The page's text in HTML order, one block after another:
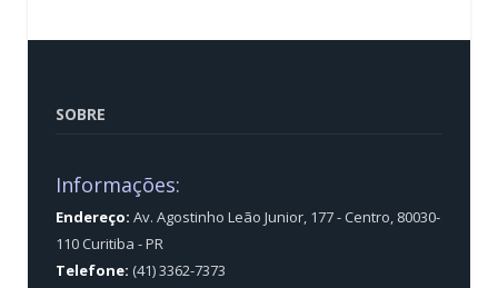
SOBRE
Informações:
Endereço: Av. Agostinho Leão Junior, 177 - Centro, 80030-
110 Curitiba - PR
Telefone: (41) 3362-7373